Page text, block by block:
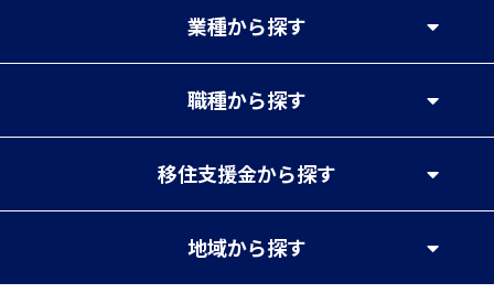
業種から探す
職種から探す
移住支援金から探す
地域から探す